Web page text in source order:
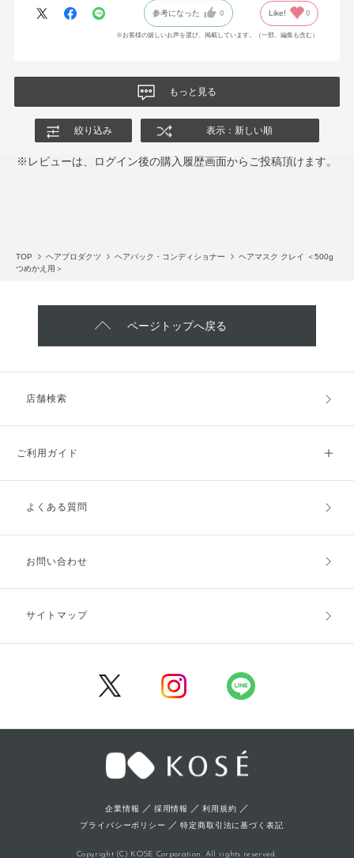
参考になった 0 Like! 0
※お客様の嬉しいお声を選び、掲載しています。（一部、編集も含む）
もっと見る
絞り込み 表示：新しい順
※レビューは、ログイン後の購入履歴画面からご投稿頂けます。
TOP ヘアプロダクツ ヘアパック・コンディショナー
ヘアマスク クレイ ＜500g
つめかえ用＞
ページトップへ戻る
店舗検索
ご利用ガイド
ご利用ガイドトップ
お支払方法
キャンセル・返品・交換
よくある質問
お問い合わせ
サイトマップ
企業情報 ／ 採用情報 ／利用規約 ／
プライバシーポリシー ／特定商取引法に基づく表記
Copyright (C) KOSE Corporation. All rights reserved.